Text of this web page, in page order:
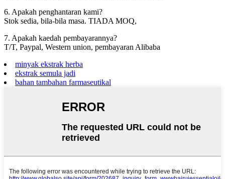
6. Apakah penghantaran kami?
Stok sedia, bila-bila masa. TIADA MOQ,
7. Apakah kaedah pembayarannya?
T/T, Paypal, Western union, pembayaran Alibaba
minyak ekstrak herba
ekstrak semula jadi
bahan tambahan farmaseutikal